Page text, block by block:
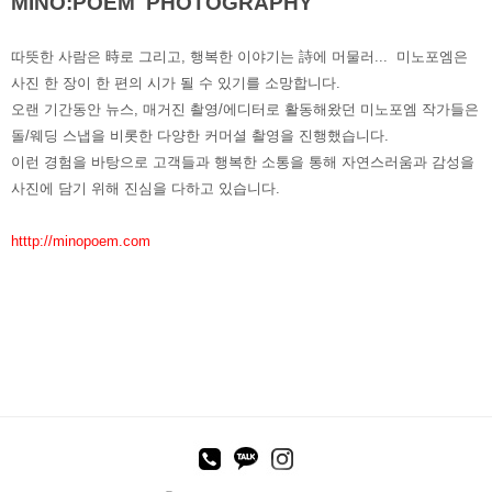
따뜻한 사람은 時로 그리고, 행복한 이야기는 詩에 머물러...
미노포엠은
사진 한 장이 한 편의 시가 될 수 있기를 소망합니다.
오랜 기간동안 뉴스, 매거진 촬영/에디터로 활동해왔던 미노포엠 작가들은
돌/웨딩 스냅을 비롯한 다양한 커머셜 촬영을 진행했습니다.
이런 경험을 바탕으로 고객들과 행복한 소통을 통해 자연스러움과 감성을
사진에 담기 위해 진심을 다하고 있습니다.
htttp://minopoem.com